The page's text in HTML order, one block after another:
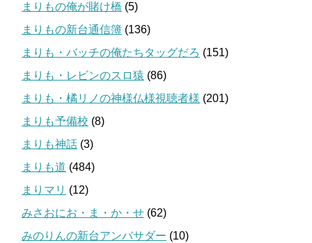
まりもの俺が賭け橋 (5)
まりもの新台通信簿 (136)
まりも・バッチの俺たちタッグだろ (151)
まりも・レビンのスロ猿 (86)
まりも・橘リノの神様仏様視聴者様 (201)
まりも予備校 (8)
まりも神話 (3)
まりも道 (484)
まりマリ (12)
みさおにお・ま・か・せ (62)
みのりんの新台アンバサダー (10)